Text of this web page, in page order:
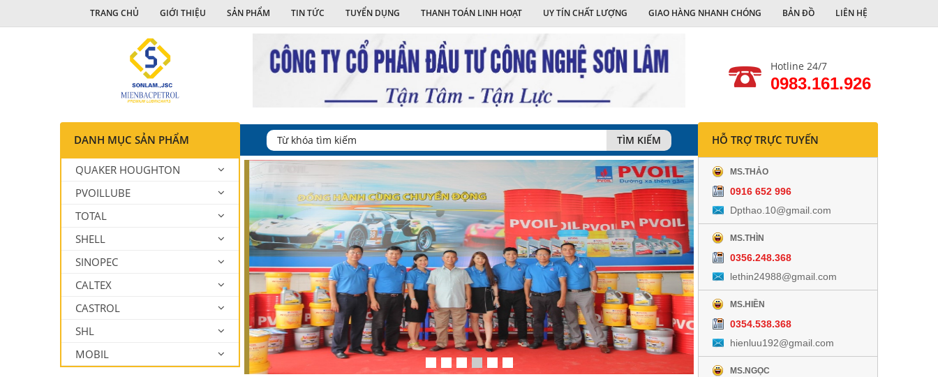
TRANG CHỦ GIỚI THIỆU SẢN PHẨM TIN TỨC TUYỂN DỤNG THANH TOÁN LINH HOẠT UY TÍN CHẤT LƯỢNG GIAO HÀNG NHANH CHÓNG BẢN ĐỒ LIÊN HỆ
Hotline 24/7
0983.161.926
DANH MỤC SẢN PHẨM
QUAKER HOUGHTON
PVOILLUBE
TOTAL
SHELL
SINOPEC
CALTEX
CASTROL
SHL
MOBIL
TÌM KIẾM HỖ TRỢ TRỰC TUYẾN
MS.THẢO
0916 652 996
Dpthao.10@gmail.com
MS.THÌN
0356.248.368
lethin24988@gmail.com
MS.HIỀN
0354.538.368
hienluu192@gmail.com
MS.NGỌC